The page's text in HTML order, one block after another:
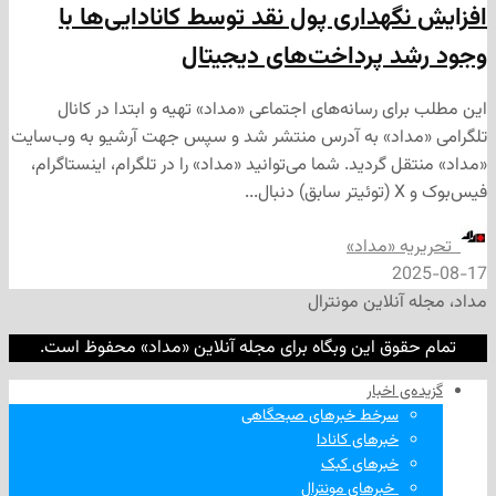
پول نقد توسط کانادایی‌ها با
پرداخت‌های دیجیتال
رسانه‌های اجتماعی «مداد» تهیه و ابتدا در کانال
به آدرس منتشر شد و سپس جهت آرشیو به وب‌سایت
گردید. شما می‌توانید «مداد» را در تلگرام، اینستاگرام،
«مداد»
مونترال
این وبگاه برای مجله آنلاین «مداد» محفوظ است.
اخبار
سرخط خبرهای صبحگاهی
خبرهای کانادا
خبرهای کبک
‌ خبرهای مونترال